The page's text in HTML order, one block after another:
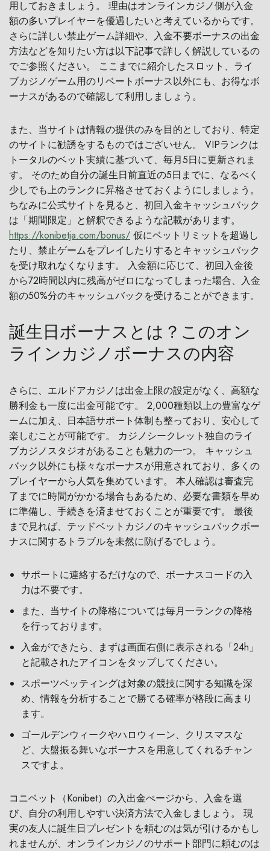
用しておきましょう。 理由はオンラインカジノ側が入金
額の多いプレイヤーを優遇したいと考えているからです。
さらに詳しい禁止ゲーム詳細や、入金不要ボーナスの出金
方法などを知りたい方は以下記事で詳しく解説しているの
でご参照ください。 ここまでに紹介したスロット、ライ
ブカジノゲーム用のリベートボーナス以外にも、お得なボ
ーナスがあるので確認して利用しましょう。
また、当サイトは情報の提供のみを目的としており、特定
のサイトに勧誘をするものではございせん。 VIPランクは
トータルのベット実績に基づいて、毎月5日に更新されま
す。 そのため自分の誕生日前直近の5日までに、なるべく
少しでも上のランクに昇格させておくようにしましょう。
ちなみに公式サイトを見ると、初回入金キャッシュバック
は「期間限定」と解釈できるような記載があります。
https://konibetja.com/bonus/ 仮にベットリミットを超過し
たり、禁止ゲームをプレイしたりするとキャッシュバック
を受け取れなくなります。 入金額に応じて、初回入金後
から72時間以内に残高がゼロになってしまった場合、入金
額の50%分のキャッシュバックを受けることができます。
誕生日ボーナスとは？このオン
ラインカジノボーナスの内容
さらに、エルドアカジノは出金上限の設定がなく、高額な
勝利金も一度に出金可能です。 2,000種類以上の豊富なゲ
ームに加え、日本語サポート体制も整っており、安心して
楽しむことが可能です。 カジノシークレット独自のライ
ブカジノスタジオがあることも魅力の一つ。 キャッシュ
バック以外にも様々なボーナスが用意されており、多くの
プレイヤーから人気を集めています。 本人確認は審査完
了までに時間がかかる場合もあるため、必要な書類を早め
に準備し、手続きを済ませておくことが重要です。 最後
まで見れば、テッドベットカジノのキャッシュバックボー
ナスに関するトラブルを未然に防げるでしょう。
サポートに連絡するだけなので、ボーナスコードの入
力は不要です。
また、当サイトの降格については毎月一ランクの降格
を行っております。
入金ができたら、まずは画面右側に表示される「24h」
と記載されたアイコンをタップしてください。
スポーツベッティングは対象の競技に関する知識を深
め、情報を分析することで勝てる確率が格段に高まり
ます。
ゴールデンウィークやハロウィーン、クリスマスな
ど、大盤振る舞いなボーナスを用意してくれるチャン
スですよ。
コニベット（Konibet）の入出金ぺージから、入金を選
び、自分の利用しやすい決済方法で入金しましょう。 現
実の友人に誕生日プレゼントを頼むのは気が引けるかもし
れませんが、オンラインカジノのサポート部門に頼むのは